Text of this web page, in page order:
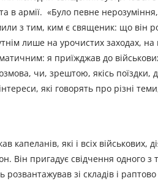
в армії. «Було певне
з тим, ким є священик: що він
лише на урочистих заходах,
я приїжджав до
чи, зрештою, якісь
які говорять про різні
які і всіх військових,
Він пригадує свідчення одного
зі складів і